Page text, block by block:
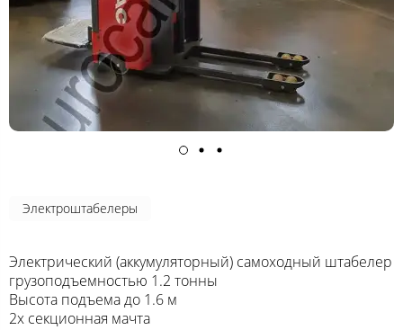
Электроштабелеры
Электрический (аккумуляторный) самоходный штабелер
грузоподъемностью 1.2 тонны
Высота подъема до 1.6 м
2х секционная мачта